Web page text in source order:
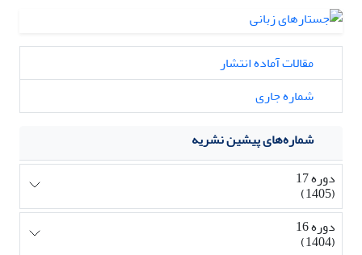
مقالات آماده انتشار
شماره جاری
شماره‌های پیشین نشریه
دوره 17
(1405)
دوره 16
(1404)